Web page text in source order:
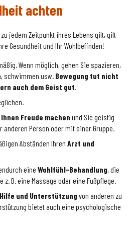
achten
jedem Zeitpunkt ihres Lebens gilt, gilt
Gesundheit und Ihr Wohlbefinden!
Wenn möglich, gehen Sie spazieren,
schwimmen usw. Bewegung tut nicht
auch dem Geist gut
Freude machen und Sie geistig
Person oder mit einer Gruppe.
Abständen IhrenArzt und
eineWohlfühl-Behandlung, die
B. eine Massage oder eine Fußpflege.
Hilfe und Unterstützung von anderen zu
bietet auch eine psychologische